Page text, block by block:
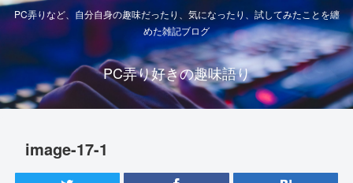
PC弄りなど、自分自身の趣味だったり、気になったり、試してみたことを纏
めた雑記ブログ
PC弄り好きの趣味語り
image-17-1